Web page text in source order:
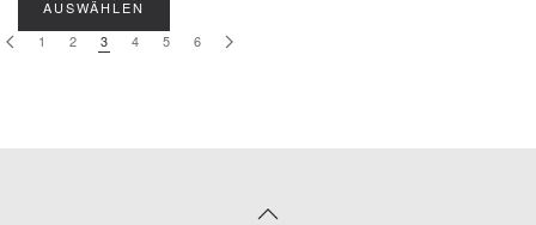
AUSWÄHLEN
1
2 3 4 5 6